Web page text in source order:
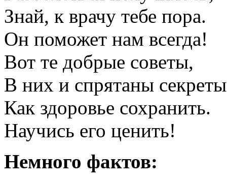
Знай, к врачу тебе пора.
Он поможет нам всегда!
Вот те добрые советы,
В них и спрятаны
Как здоровье сохранить.
Научись его ценить!
Немного фактов: